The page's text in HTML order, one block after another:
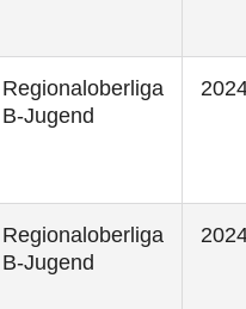
Regionaloberliga
B-Jugend
Regionaloberliga
B-Jugend